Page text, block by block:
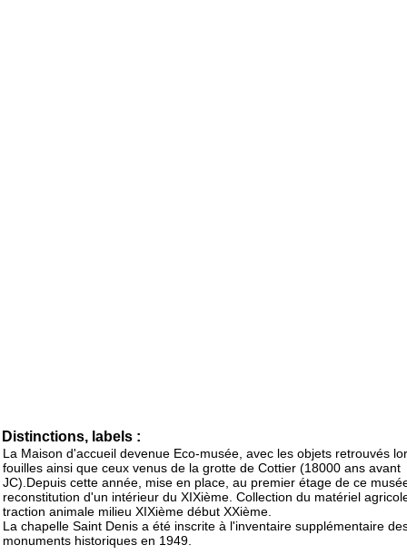
Distinctions, labels :
La Maison d'accueil devenue Eco-musée, avec les objets retrouvés
fouilles ainsi que ceux venus de la grotte de Cottier (18000 ans avant
JC).Depuis cette année, mise en place, au premier étage de ce
reconstitution d'un intérieur du XIXième. Collection du matériel
traction animale milieu XIXième début XXième.
La chapelle Saint Denis a été inscrite à l'inventaire supplémentaire
monuments historiques en 1949.